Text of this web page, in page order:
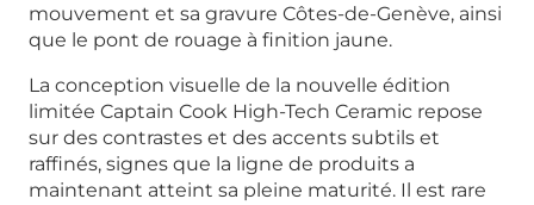
mouvement et sa gravure Côtes-de-Genève, ainsi
que le pont de rouage à finition jaune.
La conception visuelle de la nouvelle édition
limitée Captain Cook High-Tech Ceramic repose
sur des contrastes et des accents subtils et
raffinés, signes que la ligne de produits a
maintenant atteint sa pleine maturité. Il est rare